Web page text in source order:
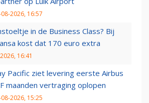
2026, 16:57
in de Business Class? Bij
kost dat 170 euro extra
16:41
Pacific ziet levering eerste Airbus
maanden vertraging oplopen
2026, 15:25